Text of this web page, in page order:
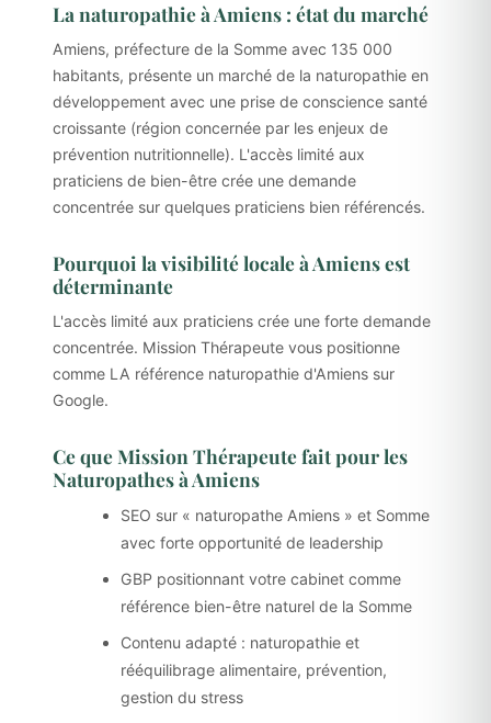
La naturopathie à Amiens : état du marché
Amiens, préfecture de la Somme avec 135 000
habitants, présente un marché de la naturopathie en
développement avec une prise de conscience santé
croissante (région concernée par les enjeux de
prévention nutritionnelle). L'accès limité aux
praticiens de bien-être crée une demande
concentrée sur quelques praticiens bien référencés.
Pourquoi la visibilité locale à Amiens est
déterminante
L'accès limité aux praticiens crée une forte demande
concentrée. Mission Thérapeute vous positionne
comme LA référence naturopathie d'Amiens sur
Google.
Ce que Mission Thérapeute fait pour les
Naturopathes à Amiens
SEO sur « naturopathe Amiens » et Somme
avec forte opportunité de leadership
GBP positionnant votre cabinet comme
référence bien-être naturel de la Somme
Contenu adapté : naturopathie et
rééquilibrage alimentaire, prévention,
gestion du stress